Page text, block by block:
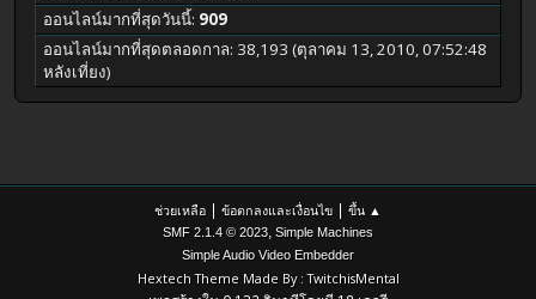
ออนไลน์มากที่สุดวันนี้: 909
ออนไลน์มากที่สุดตลอดกาล: 38,193 (ตุลาคม 13, 2010, 07:52:48
หลังเที่ยง)
ช่วยเหลือ | ข้อตกลงและเงื่อนไข | ขึ้น ▲
SMF 2.1.4 © 2023, Simple Machines
Simple Audio Video Embedder
Hextech Theme Made By : TwitchisMental